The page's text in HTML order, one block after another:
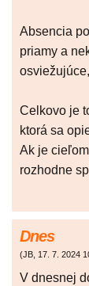
Absencia
priamy a
Celkovo je
ktorá sa
Ak je
rozhodne
Dnes
(JB, 17. 7. 2024
V dnesnej